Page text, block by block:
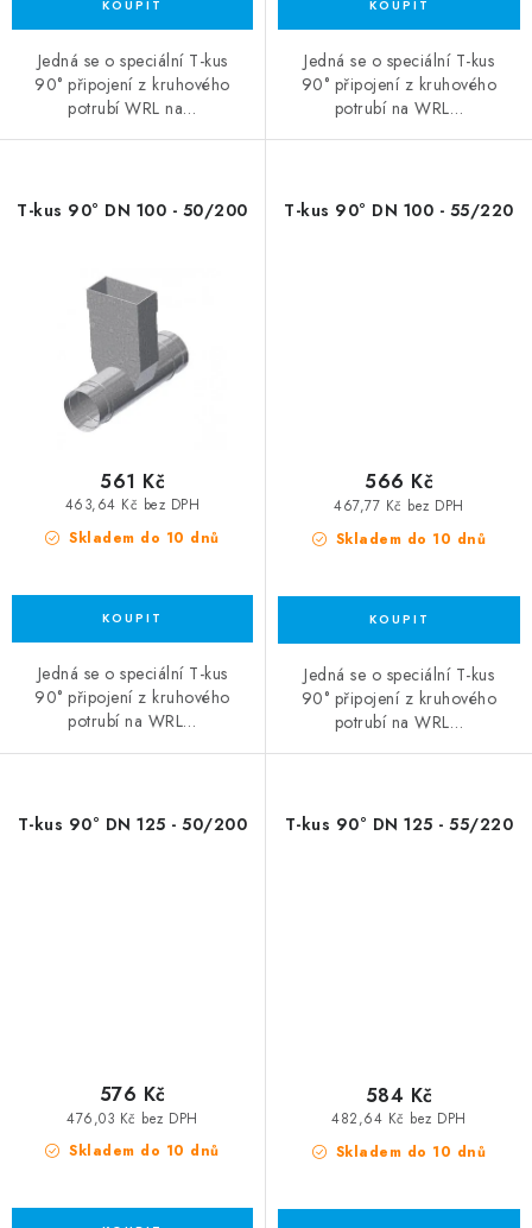
Jedná se o speciální T-kus
90° připojení z kruhového
potrubí WRL na…
Jedná se o speciální T-kus
90° připojení z kruhového
potrubí na WRL…
T-kus 90° DN 100 - 50/200
Skladem do 10 dnů
463,64 Kč bez DPH
561 Kč
Jedná se o speciální T-kus
90° připojení z kruhového
potrubí na WRL…
T-kus 90° DN 100 - 55/220
Skladem do 10 dnů
467,77 Kč bez DPH
566 Kč
Jedná se o speciální T-kus
90° připojení z kruhového
potrubí na WRL…
T-kus 90° DN 125 - 50/200
Skladem do 10 dnů
476,03 Kč bez DPH
576 Kč
T-kus 90° DN 125 - 55/220
Skladem do 10 dnů
482,64 Kč bez DPH
584 Kč